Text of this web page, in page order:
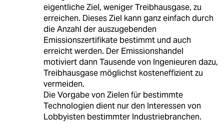
eigentliche Ziel, weniger Treibhausgase, zu
erreichen. Dieses Ziel kann ganz einfach durch
die Anzahl der auszugebenden
Emissionszertifikate bestimmt und auch
erreicht werden. Der Emissionshandel
motiviert dann Tausende von Ingenieuren dazu,
Treibhausgase möglichst kosteneffizient zu
vermeiden.
Die Vorgabe von Zielen für bestimmte
Technologien dient nur den Interessen von
Lobbyisten bestimmter Industriebranchen.